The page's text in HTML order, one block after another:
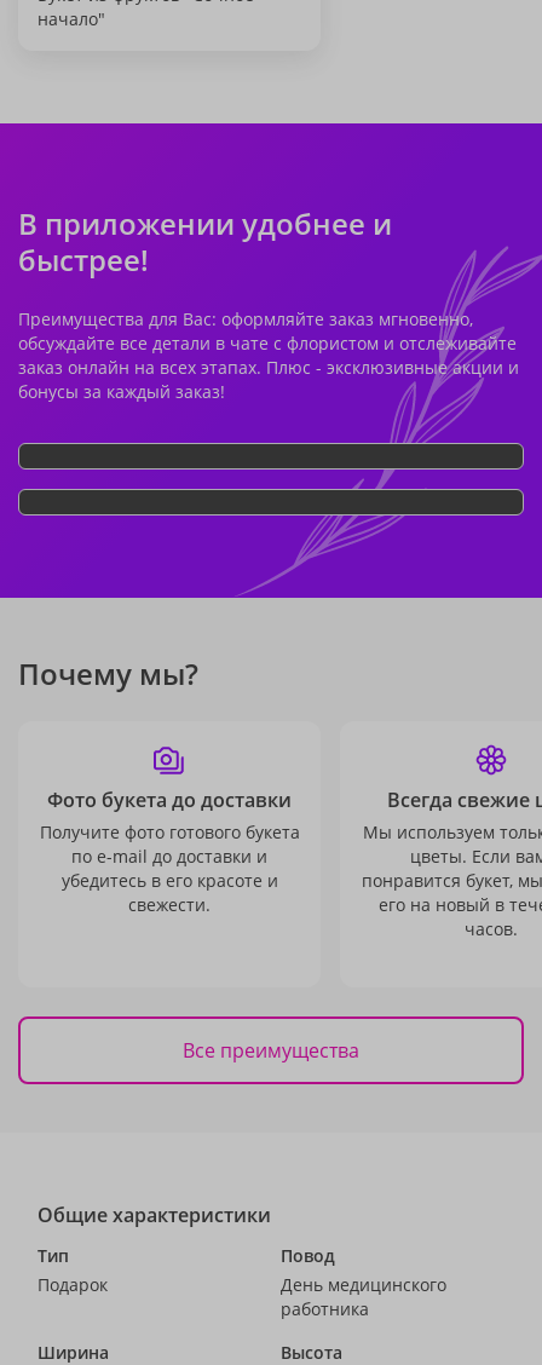
начало"
В приложении удобнее и
быстрее!
Преимущества для Вас: оформляйте заказ мгновенно,
обсуждайте все детали в чате с флористом и отслеживайте
заказ онлайн на всех этапах. Плюс - эксклюзивные акции и
бонусы за каждый заказ!
Почему мы?
Фото букета до доставки
Получите фото готового букета
по e-mail до доставки и
убедитесь в его красоте и
свежести.
Всегда свежие
Мы используем
цветы. Если
понравится букет,
его на новый в
часов.
Все преимущества
Общие характеристики
Тип
Подарок
Повод
День медицинского
работника
Ширина
Высота